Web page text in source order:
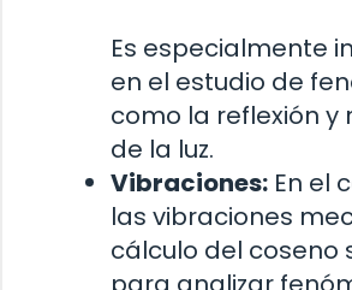
Es especialmente
en el estudio de
como la reflexión y
de la luz.
Vibraciones: En el
las vibraciones
cálculo del coseno